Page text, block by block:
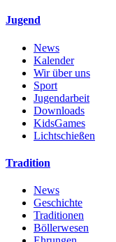
Jugend
News
Kalender
Wir über uns
Sport
Jugendarbeit
Downloads
KidsGames
Lichtschießen
Tradition
News
Geschichte
Traditionen
Böllerwesen